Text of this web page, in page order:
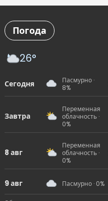
Погода
26°
Сегодня
Пасмурно ·
8%
Завтра
Переменная
облачность ·
0%
8 авг
Переменная
облачность ·
0%
9 авг Пасмурно · 0%